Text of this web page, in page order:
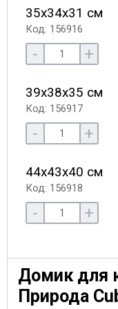
35х34х31 см
Код: 156916
- +
39х38х35 см
Код: 156917
- +
44х43х40 см
Код: 156918
- +
Домик для
Природа